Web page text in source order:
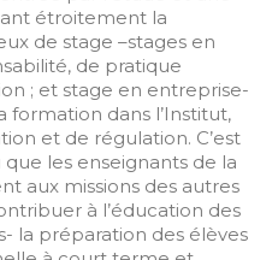
étroitement la
de stage –stages en
de pratique
; et stage en entreprise-
formation dans l’Institut,
et de régulation. C’est
les enseignants de la
aux missions des autres
à l’éducation des
la préparation des élèves